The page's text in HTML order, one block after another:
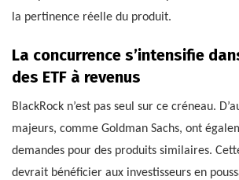
la pertinence réelle du produit.
La concurrence s’intensifie
des ETF à revenus
BlackRock n’est pas seul sur ce créneau.
majeurs, comme Goldman Sachs, ont
demandes pour des produits similaires.
devrait bénéficier aux investisseurs en